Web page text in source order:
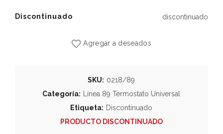
Discontinuado discontinuado
Agregar a deseados
SKU: 0218/89
Categoría:
Línea 89 Termostato Universal
Etiqueta: Discontinuado
PRODUCTO DISCONTINUADO